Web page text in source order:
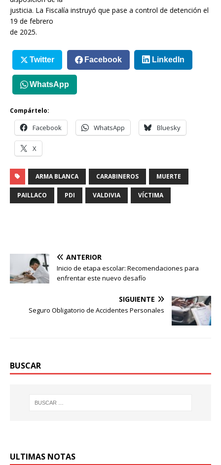
justicia. La Fiscalía instruyó que pase a control de detención el
19 de febrero
de 2025.
Twitter Facebook LinkedIn
WhatsApp
Compártelo:
Facebook WhatsApp Bluesky
X
ARMA BLANCA CARABINEROS MUERTE
PAILLACO PDI VALDIVIA VÍCTIMA
ANTERIOR
Inicio de etapa escolar: Recomendaciones para
enfrentar este nuevo desafío
SIGUIENTE
Seguro Obligatorio de Accidentes Personales
BUSCAR
ULTIMAS NOTAS